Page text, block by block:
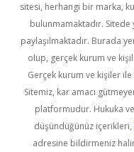
sitesi, herhangi bir marka,
bulunmamaktadır. Sitede
paylaşılmaktadır. Burada
olup, gerçek kurum ve
Gerçek kurum ve kişiler
Sitemiz, kar amacı
platformudur. Hukuka
düşündüğünüz içerikleri,
adresine bildirmeniz